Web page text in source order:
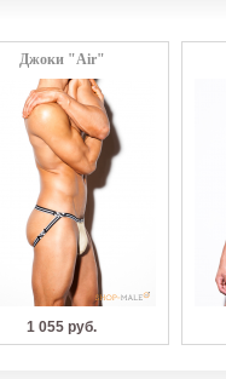
Джоки "Air"
1 055 руб.